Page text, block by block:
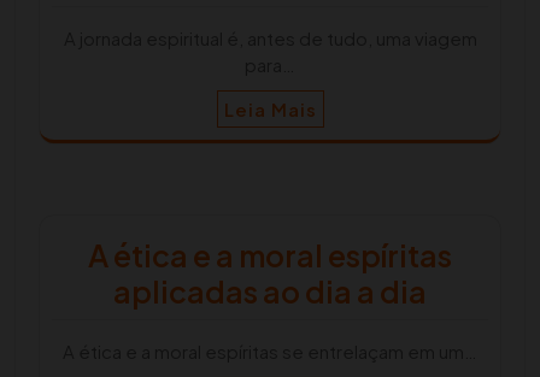
Leia Mais
A ética e a moral espíritas
aplicadas ao dia a dia